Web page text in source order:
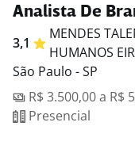
Analista De
3,1
MENDES
HUMANOS
São Paulo - SP
R$ 3.500,00 a R$
Presencial